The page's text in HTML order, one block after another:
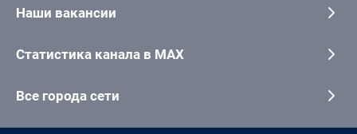
Наши вакансии
Статистика канала в MAX
Все города сети